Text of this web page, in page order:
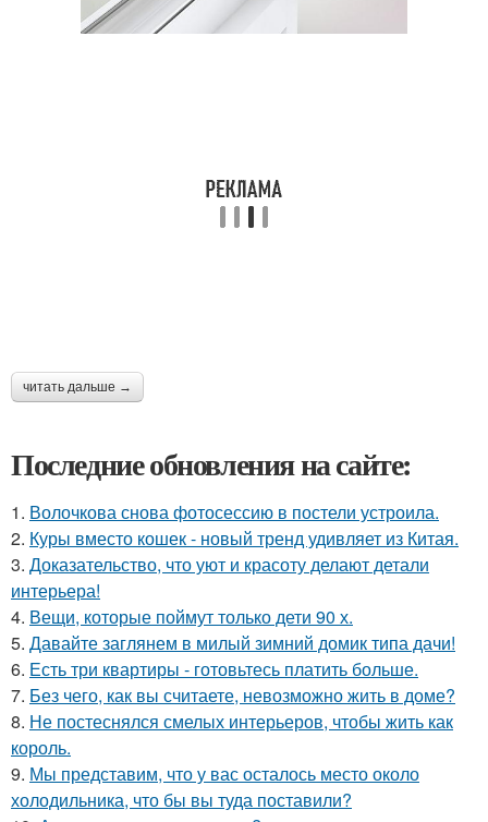
читать дальше →
Последние обновления на сайте:
1. Волочкова снова фотосессию в постели устроила.
2. Куры вместо кошек - новый тренд удивляет из Китая.
3. Доказательство, что уют и красоту делают детали
интерьера!
4. Вещи, которые поймут только дети 90 х.
5. Давайте заглянем в милый зимний домик типа дачи!
6. Есть три квартиры - готовьтесь платить больше.
7. Без чего, как вы считаете, невозможно жить в доме?
8. Не постеснялся смелых интерьеров, чтобы жить как
король.
9. Мы представим, что у вас осталось место около
холодильника, что бы вы туда поставили?